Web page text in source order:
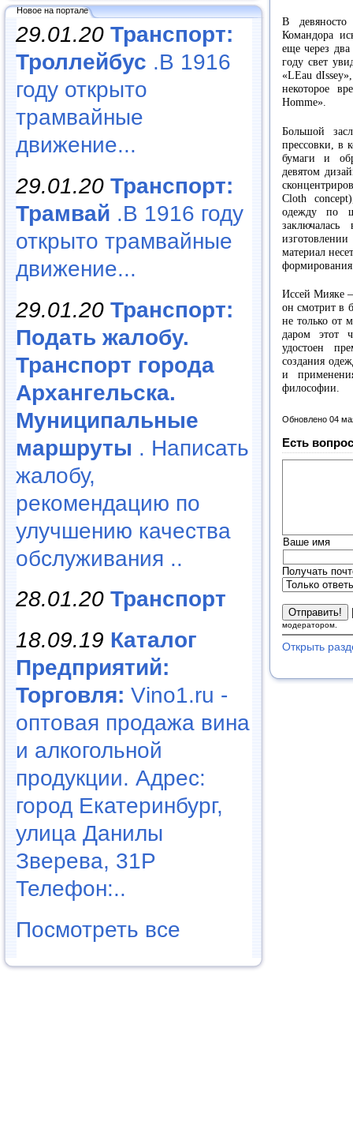
Новое на портале
29.01.20 Транспорт:
Троллейбус .В 1916
году открыто
трамвайные
движение...
29.01.20 Транспорт:
Трамвай .В 1916 году
открыто трамвайные
движение...
29.01.20 Транспорт:
Подать жалобу.
Транспорт города
Архангельска.
Муниципальные
маршруты . Написать
жалобу,
рекомендацию по
улучшению качества
обслуживания ..
28.01.20 Транспорт
18.09.19 Каталог
Предприятий:
Торговля: Vino1.ru -
оптовая продажа вина
и алкогольной
продукции. Адрес:
город Екатеринбург,
улица Данилы
Зверева, 31Р
Телефон:..
Посмотреть все
В
Командора
еще через
году свет
«LEau
некоторое
Homme».
Большой
прессовки, в
бумаги и
девятом
Cloth
одежду по
материал
Иссей Мияке
он смотрит в
не только от
даром этот
удостоен
создания
и
философии.
Обновлено 04
Есть
Ваше имя
Получать
модератором.
Открыть